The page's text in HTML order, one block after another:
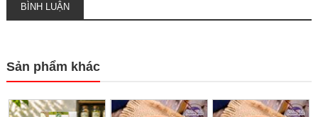
BÌNH LUẬN
Sản phẩm khác